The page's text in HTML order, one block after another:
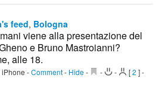
feed, Bologna
viene alla presentazione del
e Bruno Mastroianni?
alle 18.
iPhone -Comment- Hide - - - [2 ]-